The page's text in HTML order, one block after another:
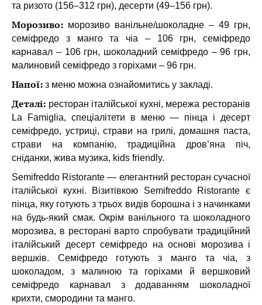
та ризото (156–312 грн), десерти (49–156 грн).
Морозиво: морозиво ванільне/шоколадне – 49 грн,
семіфредо з манго та чіа – 106 грн, семіфредо
карнавал – 106 грн, шоколадний семіфредо – 96 грн,
малиновий семіфредо з горіхами – 96 грн.
Напої: з меню можна ознайомитись у закладі.
Деталі: ресторан італійської кухні, мережа ресторанів
La Famiglia, спеціалітети в меню — пінца і десерт
семіфредо, устриці, страви на грилі, домашня паста,
страви на компанію, традиційна дров’яна піч,
сніданки, жива музика, kids friendly.
Semifreddo Ristorante — елегантний ресторан сучасної
італійської кухні. Візитівкою Semifreddo Ristorante є
пінца, яку готують з трьох видів борошна і з начинками
на будь-який смак. Окрім ванільного та шоколадного
морозива, в ресторані варто спробувати традиційний
італійський десерт семіфредо на основі морозива і
вершків. Семіфредо готують з манго та чіа, з
шоколадом, з малиною та горіхами й вершковий
семіфредо карнавал з додаванням шоколадної
крихти, смородини та манго.